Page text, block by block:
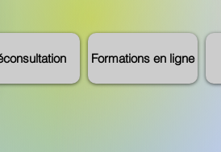
Formations en ligne